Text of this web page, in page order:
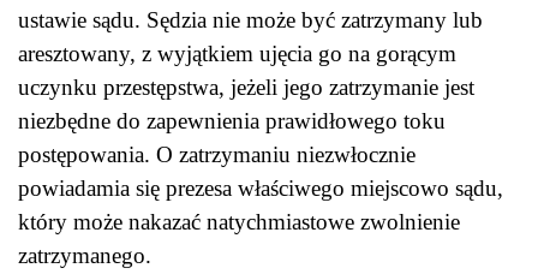
ustawie sądu. Sędzia nie może być zatrzymany lub
aresztowany, z wyjątkiem ujęcia go na gorącym
uczynku przestępstwa, jeżeli jego zatrzymanie jest
niezbędne do zapewnienia prawidłowego toku
postępowania. O zatrzymaniu niezwłocznie
powiadamia się prezesa właściwego miejscowo sądu,
który może nakazać natychmiastowe zwolnienie
zatrzymanego.